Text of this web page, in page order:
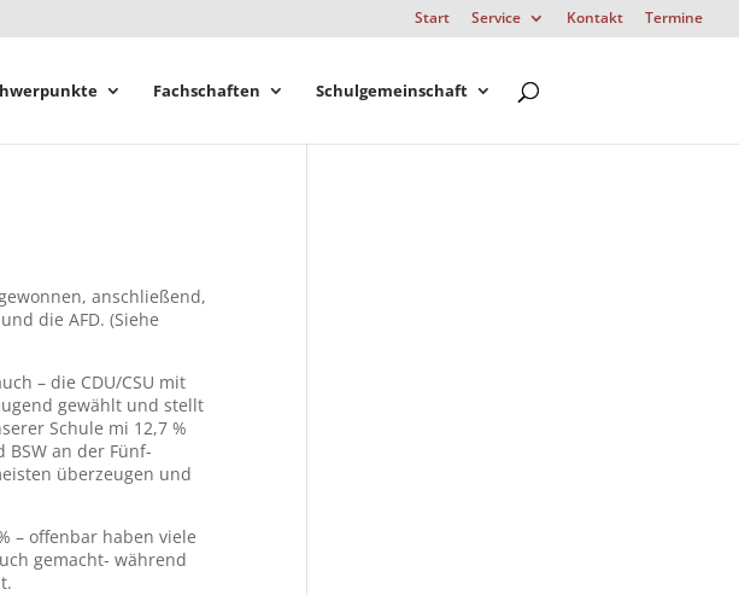
Start Service Kontakt Termine
Fachschaften Schulgemeinschaft
anschließend,
die AFD. (Siehe
– die CDU/CSU mit
gewählt und stellt
Schule mi 12,7 %
BSW an der Fünf-
überzeugen und
– offenbar haben viele
gemacht- während